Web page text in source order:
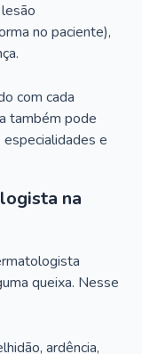
no paciente),
com cada
também pode
e
na
queixa. Nesse
ardência,